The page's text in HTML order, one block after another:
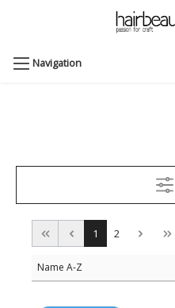
Navigation
1 2